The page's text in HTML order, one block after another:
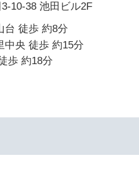
10-38 池田ビル2F
台 徒歩 約8分
中央 徒歩 約15分
歩 約18分